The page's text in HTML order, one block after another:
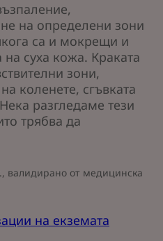
на определени зони
са и мокрещи и
суха кожа. Краката
зони,
коленете, сгъвката
разгледаме тези
трябва да
, валидирано от медицинска
на екземата